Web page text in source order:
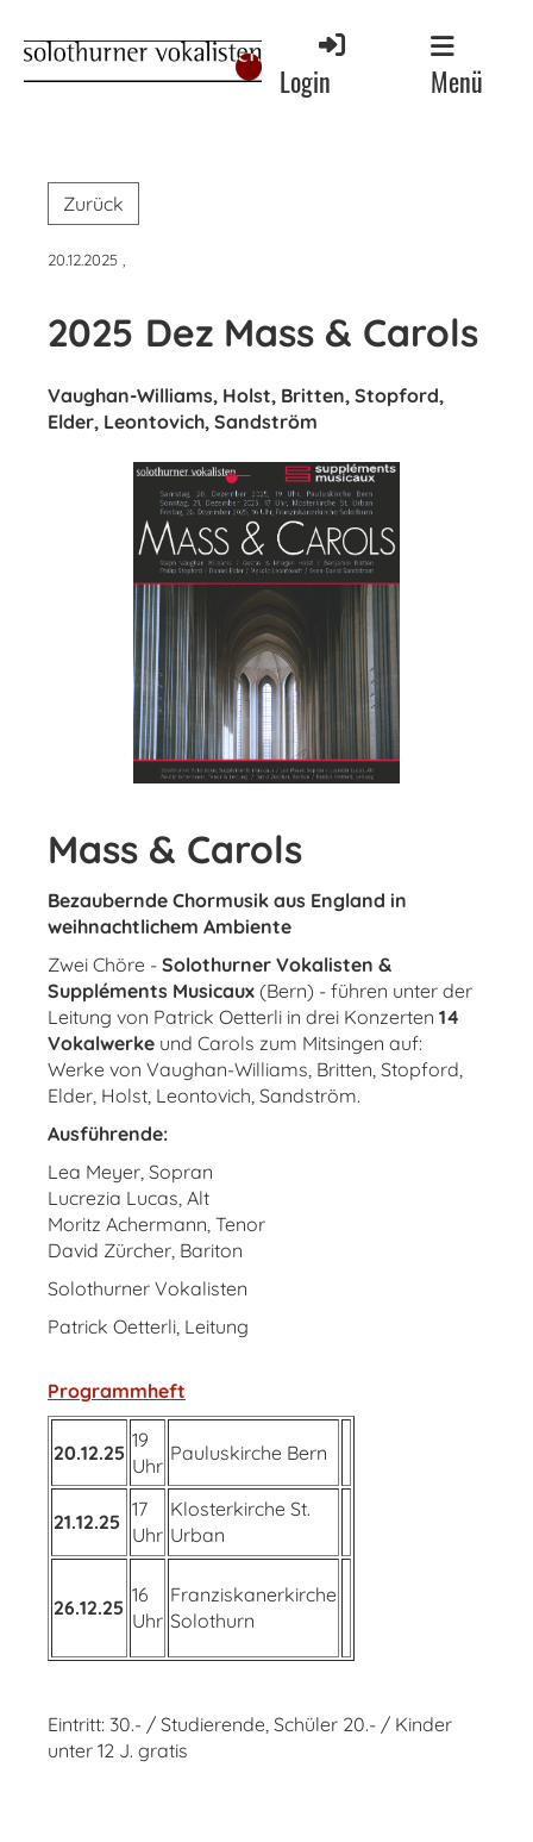
Login Menü
Zurück
20.12.2025
2025 Dez Mass & Carols
Vaughan-Williams, Holst, Britten, Stopford,
Elder, Leontovich, Sandström
Mass & Carols
Bezaubernde Chormusik aus England in
weihnachtlichem Ambiente
Zwei Chöre - Solothurner Vokalisten &
Suppléments Musicaux (Bern) - führen unter der
Leitung von Patrick Oetterli in drei Konzerten 14
Vokalwerke und Carols zum Mitsingen auf:
Werke von Vaughan-Williams, Britten, Stopford,
Elder, Holst, Leontovich, Sandström.
Ausführende:
Lea Meyer, Sopran
Lucrezia Lucas, Alt
Moritz Achermann, Tenor
David Zürcher, Bariton
Solothurner Vokalisten
Patrick Oetterli, Leitung
Programmheft
20.12.25
19
Uhr
Pauluskirche Bern
21.12.25
17
Uhr
Klosterkirche St.
Urban
26.12.25
16
Uhr
Franziskanerkirche
Solothurn
Eintritt: 30.- / Studierende, Schüler 20.- / Kinder
unter 12 J. gratis